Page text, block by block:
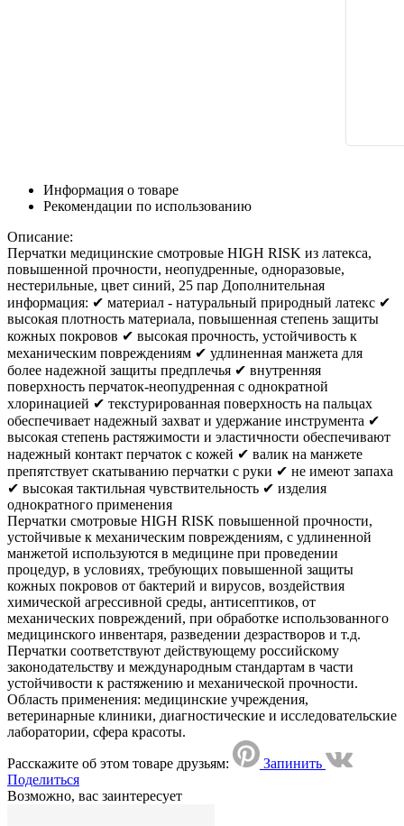
Информация о товаре
Рекомендации по использованию
Описание:
Перчатки медицинские смотровые HIGH RISK из латекса,
повышенной прочности, неопудренные, одноразовые,
нестерильные, цвет синий, 25 пар Дополнительная
информация: ✔ материал - натуральный природный латекс ✔
высокая плотность материала, повышенная степень защиты
кожных покровов ✔ высокая прочность, устойчивость к
механическим повреждениям ✔ удлиненная манжета для
более надежной защиты предплечья ✔ внутренняя
поверхность перчаток-неопудренная с однократной
хлоринацией ✔ текстурированная поверхность на пальцах
обеспечивает надежный захват и удержание инструмента ✔
высокая степень растяжимости и эластичности обеспечивают
надежный контакт перчаток с кожей ✔ валик на манжете
препятствует скатыванию перчатки с руки ✔ не имеют запаха
✔ высокая тактильная чувствительность ✔ изделия
однократного применения
Перчатки смотровые HIGH RISK повышенной прочности,
устойчивые к механическим повреждениям, с удлиненной
манжетой используются в медицине при проведении
процедур, в условиях, требующих повышенной защиты
кожных покровов от бактерий и вирусов, воздействия
химической агрессивной среды, антисептиков, от
механических повреждений, при обработке использованного
медицинского инвентаря, разведении дезрастворов и т.д.
Перчатки соответствуют действующему российскому
законодательству и международным стандартам в части
устойчивости к растяжению и механической прочности.
Область применения: медицинские учреждения,
ветеринарные клиники, диагностические и исследовательские
лаборатории, сфера красоты.
Расскажите об этом товаре друзьям:
Запинить
Поделиться
Возможно, вас заинтересует